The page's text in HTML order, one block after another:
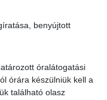
benyújtott
óralátogatási
órára készülniük kell a
található olasz